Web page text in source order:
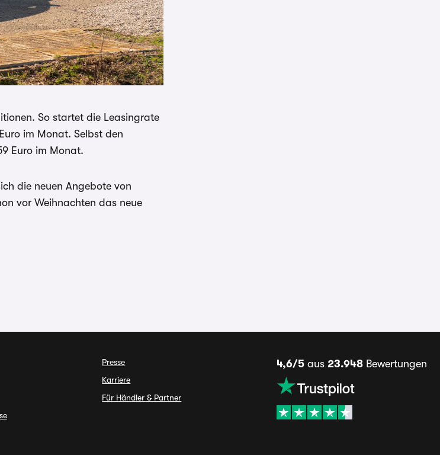
So startet die Leasingrate
im Monat. Selbst den
Euro im Monat.
die neuen Angebote von
vor Weihnachten das neue
Presse
Karriere
Für Händler & Partner
4,6/5aus 23.948Bewertungen